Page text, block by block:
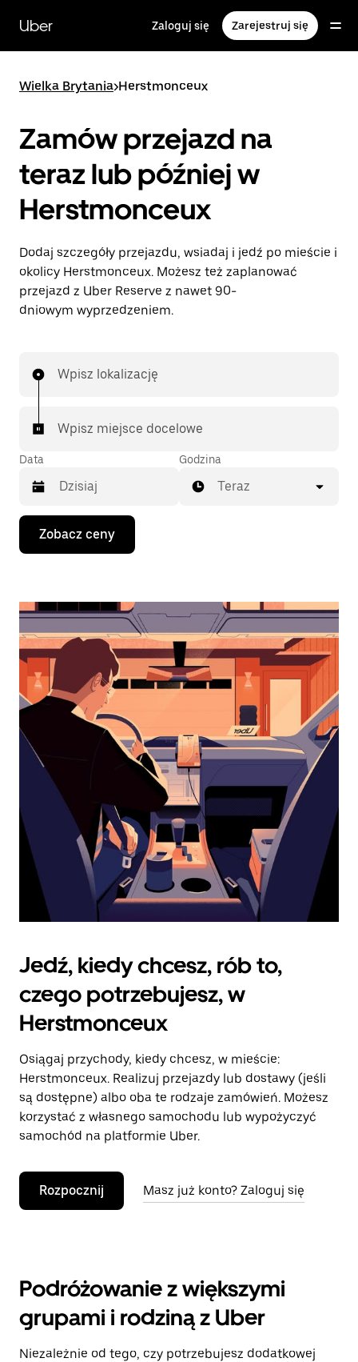
głównej
zawartości
Uber Zaloguj się Zarejestruj się
Wielka Brytania>Herstmonceux
Zamów przejazd na
teraz lub później w
Herstmonceux
Dodaj szczegóły przejazdu, wsiadaj i jedź po mieście i
okolicy Herstmonceux. Możesz też zaplanować
przejazd z Uber Reserve z nawet 90-
dniowym wyprzedzeniem.
Wpisz lokalizację
Wpisz miejsce docelowe
Data
Naciśnij
klawisz
strzałki
do
i wybrać
datę.
Naciśnij
klawisz
„Escape”,
aby
zamknąć
kalendarz.
Godzina
Teraz
Zobacz ceny
Jedź, kiedy chcesz, rób to,
czego potrzebujesz, w
Herstmonceux
Osiągaj przychody, kiedy chcesz, w mieście:
Herstmonceux. Realizuj przejazdy lub dostawy (jeśli
są dostępne) albo oba te rodzaje zamówień. Możesz
korzystać z własnego samochodu lub wypożyczyć
samochód na platformie Uber.
Rozpocznij Masz już konto? Zaloguj się
Podróżowanie z większymi
grupami i rodziną z Uber
Niezależnie od tego, czy potrzebujesz dodatkowej